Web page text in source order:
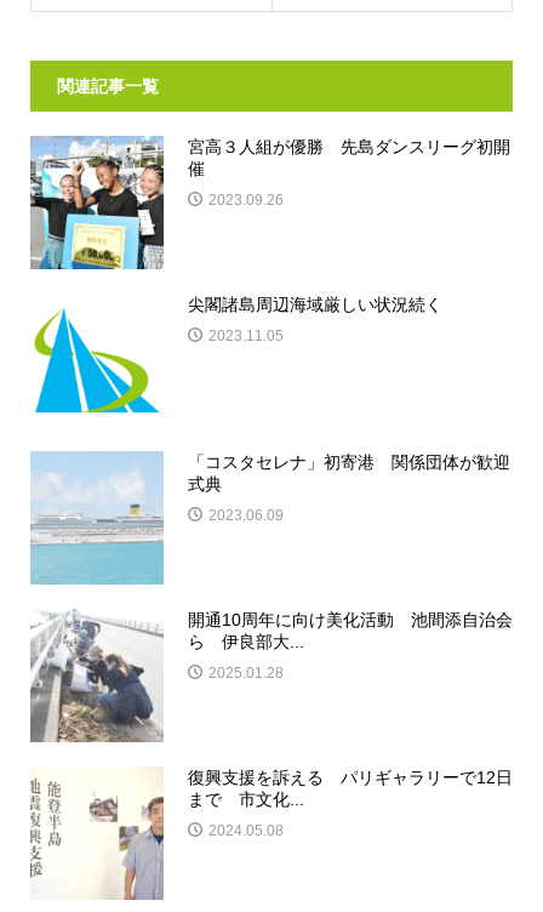
関連記事一覧
宮高３人組が優勝 先島ダンスリーグ初開
催
2023.09.26
尖閣諸島周辺海域厳しい状況続く
2023.11.05
「コスタセレナ」初寄港 関係団体が歓迎
式典
2023.06.09
開通10周年に向け美化活動 池間添自治会
ら 伊良部大...
2025.01.28
復興支援を訴える パリギャラリーで12日
まで 市文化...
2024.05.08